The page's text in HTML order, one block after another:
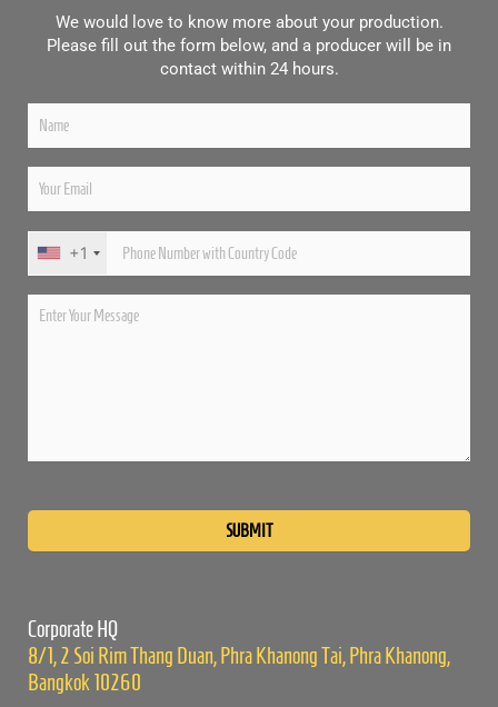
We would love to know more about your production.
Please fill out the form below, and a producer will be in
contact within 24 hours.
+1
Corporate HQ
8/1, 2 Soi Rim Thang Duan, Phra Khanong Tai, Phra Khanong,
Bangkok 10260